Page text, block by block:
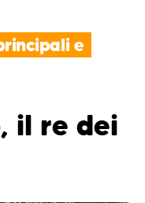
e
il re dei